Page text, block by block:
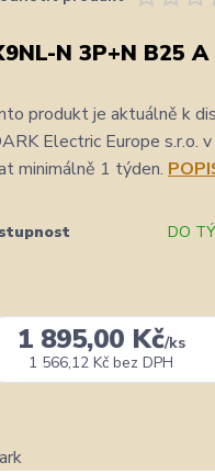
N 3P+N B25
produkt je aktuálně k
Electric Europe s.r.o.
minimálně 1 týden.
DO
1 895,00 Kč/ks
1 566,12 Kč bez DPH